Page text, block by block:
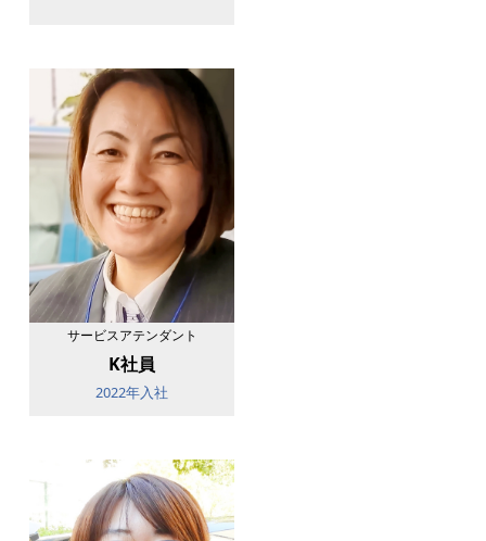
サービスアテンダント
K社員
2022年入社